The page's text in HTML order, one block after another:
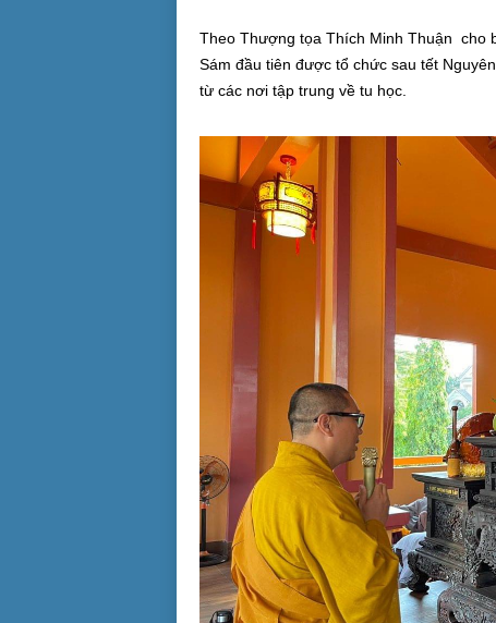
Theo Thượng tọa Thích Minh Thuận cho
Sám đầu tiên được tổ chức sau tết
từ các nơi tập trung về tu học.